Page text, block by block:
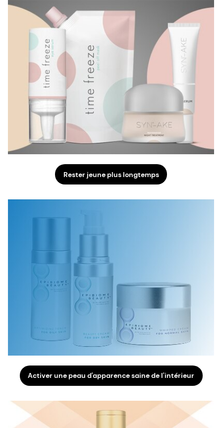
Rester jeune plus longtemps
Activer une peau d'apparence saine de l'intérieur